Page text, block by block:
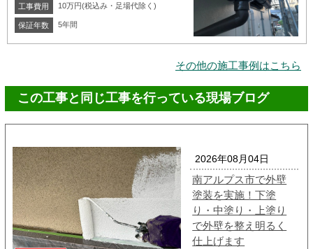
工事費用 10万円(税込み・足場代除く)
保証年数 5年間
その他の施工事例はこちら
この工事と同じ工事を行っている現場ブログ
2026年08月04日
南アルプス市で外壁
塗装を実施！下塗
り・中塗り・上塗り
で外壁を整え明るく
仕上げます